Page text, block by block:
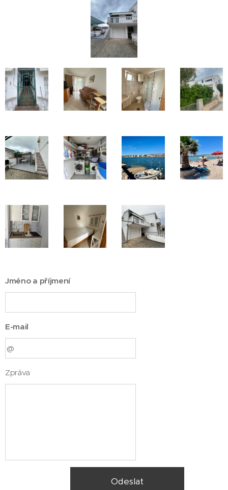
Jméno a příjmení
E-mail
Zpráva
Odeslat